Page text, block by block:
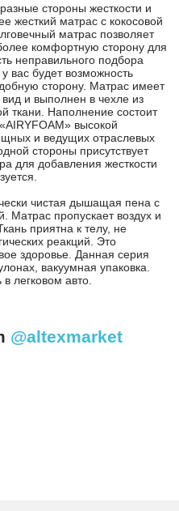
стороны жесткости и
жесткий матрас с кокосовой
матрас позволяет
комфортную сторону для
неправильного подбора
вас будет возможность
сторону. Матрас имеет
и выполнен в чехле из
ткани. Наполнение состоит
высокой
и ведущих отраслевых
стороны присутствует
для добавления жесткости
чистая дышащая пена с
Матрас пропускает воздух и
приятна к телу, не
реакций. Это
здоровье. Данная серия
вакуумная упаковка.
легковом авто.
@altexmarket